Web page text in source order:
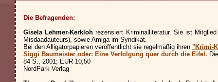
Die Befragenden:
Gisela Lehmer-Kerkloh rezensiert Kriminalliteratur. Sie ist
Misdaadauteurs), sowie Amiga im Syndikat.
Bei den Alligatorpapieren veröffentlicht sie regelmäßig ihren "Krimi-
Siggi Baumeister oder: Eine Verfolgung quer durch die Eifel.
84 S., 2001; EUR 10,50
NordPark Verlag